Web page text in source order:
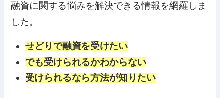
融資に関する悩みを解決できる情報を網羅しま
した。
せどりで融資を受けたい
でも受けられるかわからない
受けられるなら方法が知りたい